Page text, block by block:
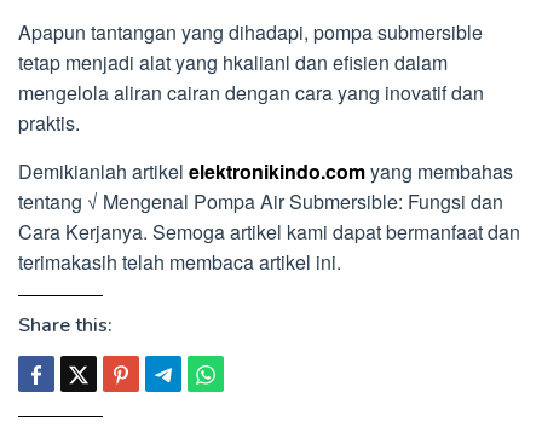
Apapun tantangan yang dihadapi, pompa submersible
tetap menjadi alat yang hkalianl dan efisien dalam
mengelola aliran cairan dengan cara yang inovatif dan
praktis.
Demikianlah artikel elektronikindo.comyang membahas
tentang √ Mengenal Pompa Air Submersible: Fungsi dan
Cara Kerjanya. Semoga artikel kami dapat bermanfaat dan
terimakasih telah membaca artikel ini.
Share this: